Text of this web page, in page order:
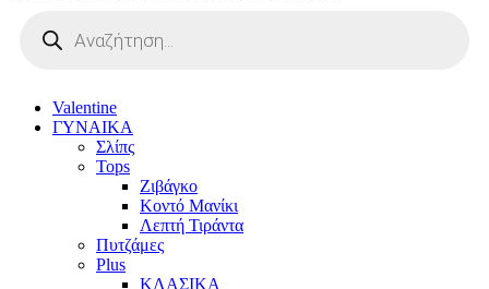
search
Valentine
ΓΥΝΑΙΚΑ
Σλίπς
Tops
Ζιβάγκο
Κοντό Μανίκι
Λεπτή Τιράντα
Πυτζάμες
Plus
ΚΛΑΣΙΚΑ